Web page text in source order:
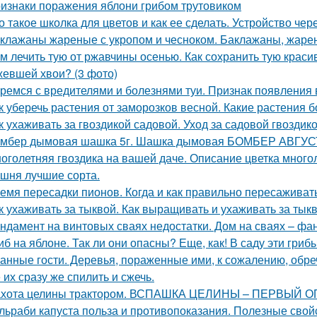
поражения яблони грибом трутовиком
такое школка для цветов и как ее сделать. Устройство
жареные с укропом и чесноком. Баклажаны,
лечить тую от ржавчины осенью. Как сохранить тую
хвои? (3 фото)
с вредителями и болезнями туи. Признак появления
уберечь растения от заморозков весной. Какие растения
ухаживать за гвоздикой садовой. Уход за садовой
дымовая шашка 5г. Шашка дымовая БОМБЕР
гвоздика на вашей даче. Описание цветка
лучшие сорта.
пересадки пионов. Когда и как правильно
ухаживать за тыквой. Как выращивать и ухаживать за
на винтовых сваях недостатки. Дом на сваях –
на яблоне. Так ли они опасны? Еще, как! В саду эти
гости. Деревья, пораженные ими, к сожалению,
сразу же спилить и сжечь.
целины трактором. ВСПАШКА ЦЕЛИНЫ – ПЕРВЫЙ
капуста польза и противопоказания. Полезные